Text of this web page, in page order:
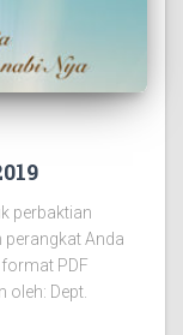
perbaktian
perangkat Anda
format PDF
oleh: Dept.